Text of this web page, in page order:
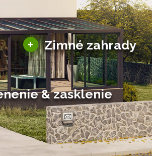
+ Zimné zahrady
Sezónne zimné záhrady
Hliníkové zimné záhrady
Posuvné zimné záhrady
Solárne zimné záhrady
& zasklenie